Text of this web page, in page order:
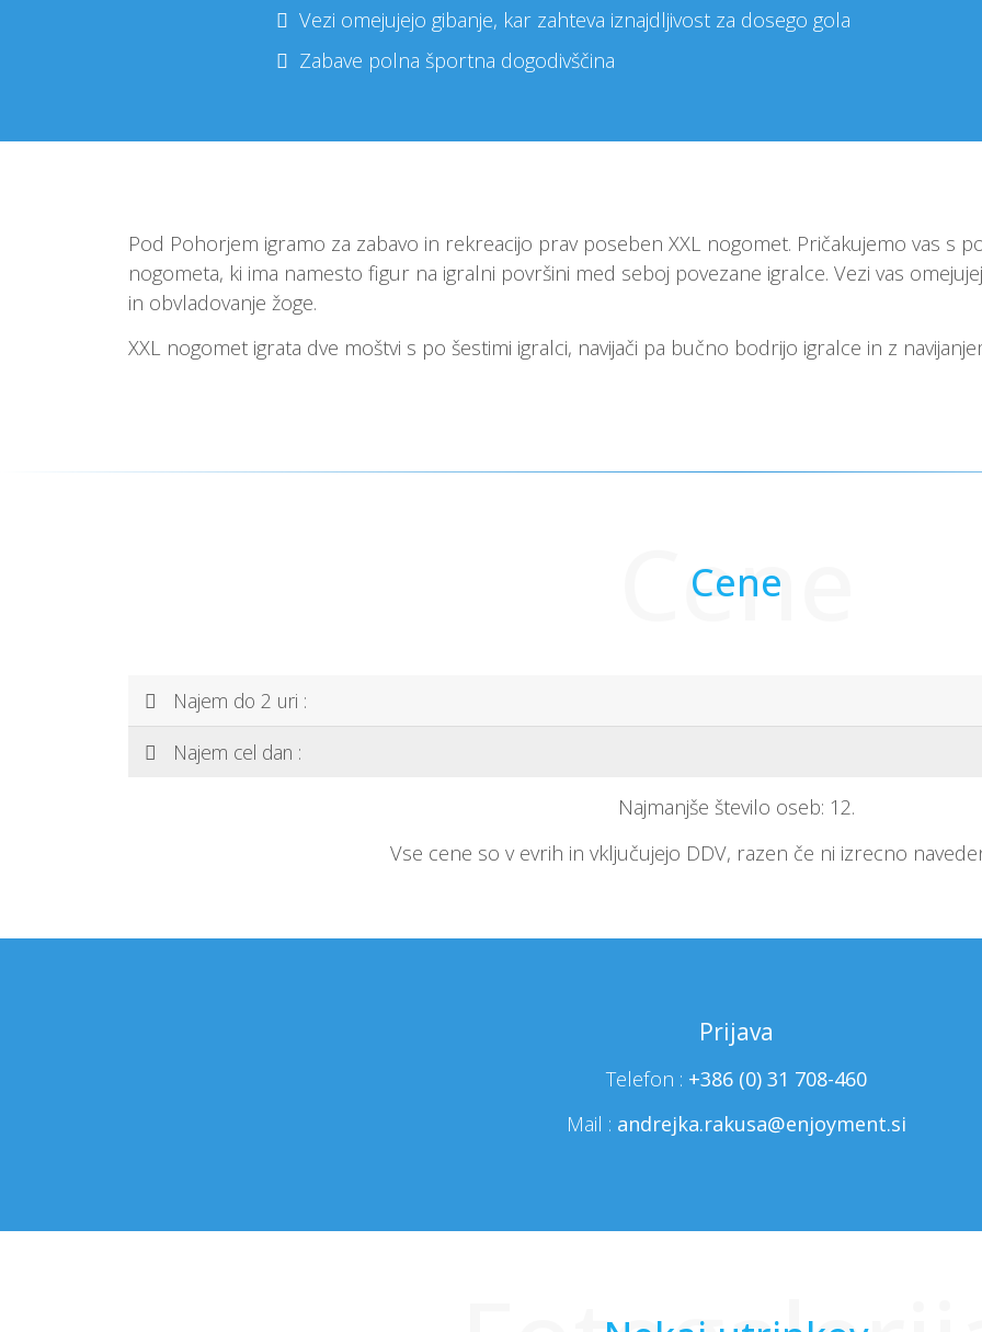
Vezi omejujejo gibanje, kar zahteva iznajdljivost za dosego gola
Zabave polna športna dogodivščina
Pod Pohorjem igramo za zabavo in rekreacijo prav poseben XXL nogomet. Pričakujemo vas s
nogometa, ki ima namesto figur na igralni površini med seboj povezane igralce. Vezi vas
in obvladovanje žoge.
XXL nogomet igrata dve moštvi s po šestimi igralci, navijači pa bučno bodrijo igralce in z
Cene
Cene
Najem do 2 uri :
Najem cel dan :
Najmanjše število oseb: 12.
Vse cene so v evrih in vključujejo DDV, razen če ni izrecno
Prijava
Telefon : +386 (0) 31 708-460
Mail : andrejka.rakusa@enjoyment.si